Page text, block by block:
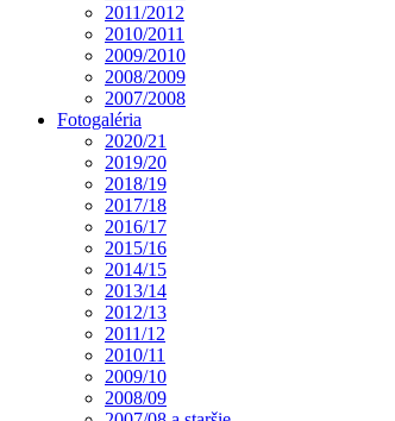
2011/2012
2010/2011
2009/2010
2008/2009
2007/2008
Fotogaléria
2020/21
2019/20
2018/19
2017/18
2016/17
2015/16
2014/15
2013/14
2012/13
2011/12
2010/11
2009/10
2008/09